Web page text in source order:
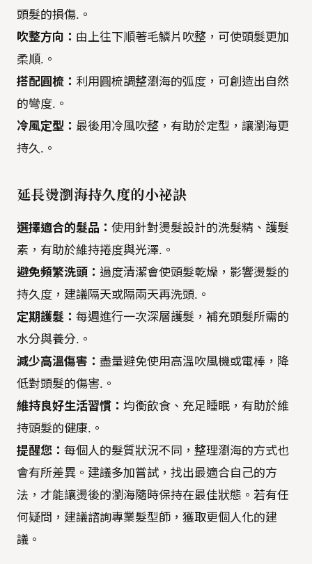
頭髮的損傷.。
吹整方向： 由上往下順著毛鱗片吹整，可使頭髮更加
柔順.。
搭配圓梳： 利用圓梳調整瀏海的弧度，可創造出自然
的彎度.。
冷風定型： 最後用冷風吹整，有助於定型，讓瀏海更
持久.。
延長燙瀏海持久度的小祕訣
選擇適合的髮品： 使用針對燙髮設計的洗髮精、護髮
素，有助於維持捲度與光澤.。
避免頻繁洗頭： 過度清潔會使頭髮乾燥，影響燙髮的
持久度，建議隔天或隔兩天再洗頭.。
定期護髮： 每週進行一次深層護髮，補充頭髮所需的
水分與養分.。
減少高溫傷害： 盡量避免使用高溫吹風機或電棒，降
低對頭髮的傷害.。
維持良好生活習慣： 均衡飲食、充足睡眠，有助於維
持頭髮的健康.。
提醒您： 每個人的髮質狀況不同，整理瀏海的方式也
會有所差異。建議多加嘗試，找出最適合自己的方
法，才能讓燙後的瀏海隨時保持在最佳狀態。若有任
何疑問，建議諮詢專業髮型師，獲取更個人化的建
議。